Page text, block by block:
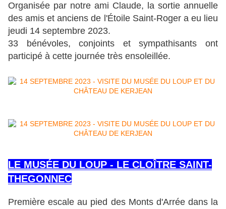
Organisée par notre ami Claude, la sortie annuelle
des amis et anciens de l'Étoile Saint-Roger a eu lieu
jeudi 14 septembre 2023.
33 bénévoles, conjoints et sympathisants ont
participé à cette journée très ensoleillée.
LE MUSÉE DU LOUP - LE CLOÎTRE SAINT-
THEGONNEC
Première escale au pied des Monts d'Arrée dans la